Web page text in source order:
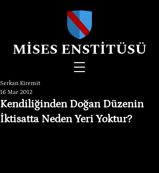
MİSES ENSTİTÜSÜ
Kendiliğinden Doğan Düzenin
İktisatta Neden Yeri Yoktur?
Serkan Kiremit
16 Mar 2012